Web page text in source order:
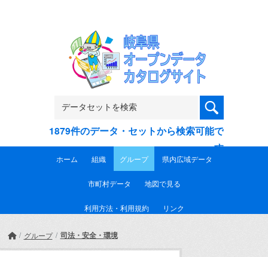
1879件のデータ・セットから検索可能で
す
ホーム 組織 グループ 県内広域データ
市町村データ 地図で見る
利用方法・利用規約 リンク
グループ 司法・安全・環境